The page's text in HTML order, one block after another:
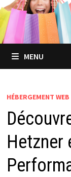
MENU
HÉBERGEMENT WEB
Hetzner